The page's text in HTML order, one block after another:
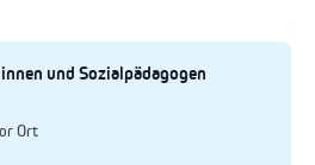
und Sozialpädagogen
Ort